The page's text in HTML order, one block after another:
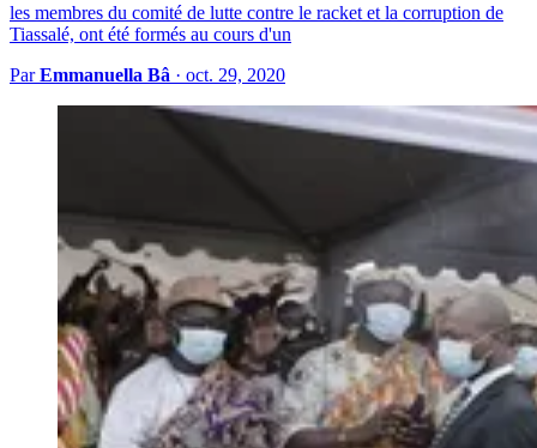
les membres du comité de lutte contre le racket et la corruption de
Tiassalé, ont été formés au cours d'un
ParEmmanuella Bâ · oct. 29, 2020